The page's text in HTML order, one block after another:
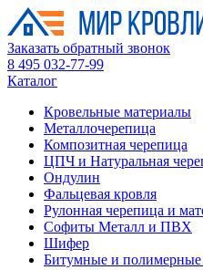
Заказать обратный звонок
8 495 032-77-99
Каталог
Кровельные материалы
Металлочерепица
Композитная черепица
ЦПЧ и Натуральная
Ондулин
Фальцевая кровля
Рулонная черепица и
Софиты Металл и ПВХ
Шифер
Битумные и полимерные